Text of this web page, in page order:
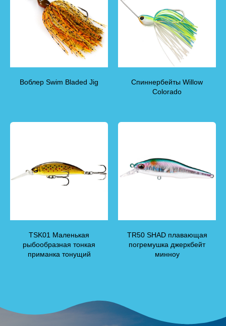
Воблер Swim Bladed Jig
Спиннербейты Willow
Colorado
TSK01 Маленькая
рыбообразная тонкая
приманка тонущий
TR50 SHAD плавающая
погремушка джеркбейт
минноу